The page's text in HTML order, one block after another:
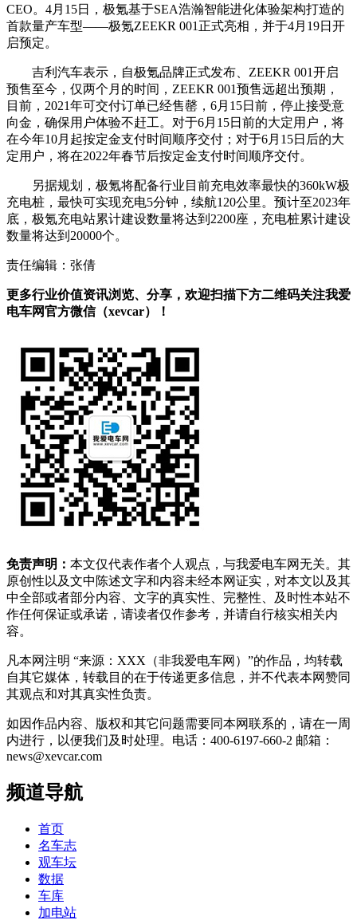
CEO。4月15日，极氪基于SEA浩瀚智能进化体验架构打造的
首款量产车型——极氪ZEEKR 001正式亮相，并于4月19日开
启预定。
吉利汽车表示，自极氪品牌正式发布、ZEEKR 001开启
预售至今，仅两个月的时间，ZEEKR 001预售远超出预期，
目前，2021年可交付订单已经售罄，6月15日前，停止接受意
向金，确保用户体验不赶工。对于6月15日前的大定用户，将
在今年10月起按定金支付时间顺序交付；对于6月15日后的大
定用户，将在2022年春节后按定金支付时间顺序交付。
另据规划，极氪将配备行业目前充电效率最快的360kW极
充电桩，最快可实现充电5分钟，续航120公里。预计至2023年
底，极氪充电站累计建设数量将达到2200座，充电桩累计建设
数量将达到20000个。
责任编辑：张倩
更多行业价值资讯浏览、分享，欢迎扫描下方二维码关注我爱
电车网官方微信（xevcar）！
免责声明： 本文仅代表作者个人观点，与我爱电车网无关。其
原创性以及文中陈述文字和内容未经本网证实，对本文以及其
中全部或者部分内容、文字的真实性、完整性、及时性本站不
作任何保证或承诺，请读者仅作参考，并请自行核实相关内
容。
凡本网注明 “来源：XXX（非我爱电车网）”的作品，均转载
自其它媒体，转载目的在于传递更多信息，并不代表本网赞同
其观点和对其真实性负责。
如因作品内容、版权和其它问题需要同本网联系的，请在一周
内进行，以便我们及时处理。电话：400-6197-660-2 邮箱：
news@xevcar.com
频道导航
首页
名车志
观车坛
数据
车库
加电站